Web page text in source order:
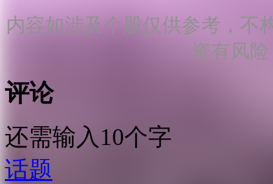
内容如涉及个股仅供参考，不
资有风
评论
还需输入10个字
话题